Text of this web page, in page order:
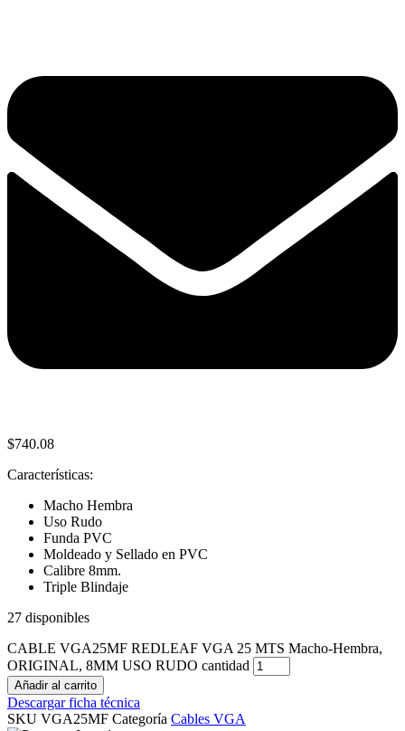
$740.08
Características:
Macho Hembra
Uso Rudo
Funda PVC
Moldeado y Sellado en PVC
Calibre 8mm.
Triple Blindaje
27 disponibles
CABLE VGA25MF REDLEAF VGA 25 MTS Macho-Hembra,
ORIGINAL, 8MM USO RUDO cantidad
Añadir al carrito
Descargar ficha técnica
SKU VGA25MF Categoría Cables VGA